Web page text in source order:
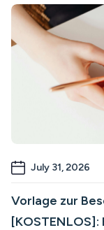
July 31, 2026
Vorlage zur
[KOSTENLOS]: